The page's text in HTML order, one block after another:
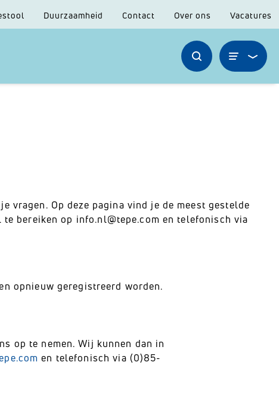
Duurzaamheid Contact Over ons Vacatures
Op deze pagina vind je de meest gestelde
bereiken op info.nl@tepe.com en telefonisch via
opnieuw geregistreerd worden.
op te nemen. Wij kunnen dan in
en telefonisch via (0)85-